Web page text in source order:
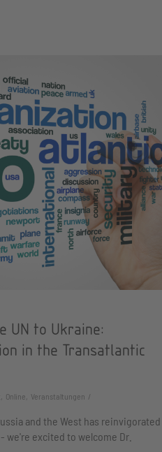
UN to Ukraine:
in the Transatlantic
Online, Veranstaltungen
and the West has reinvigorated
we're excited to welcome Dr.